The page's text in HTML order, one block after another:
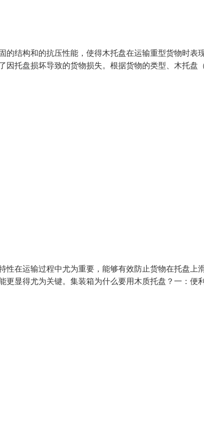
结构和的抗压性能，使得木托盘在运输重型货物时表
托盘损坏导致的货物损失。根据货物的类型、木托盘
在运输过程中尤为重要，能够有效防止货物在托盘上
显得尤为关键。集装箱为什么要用木质托盘？一：便